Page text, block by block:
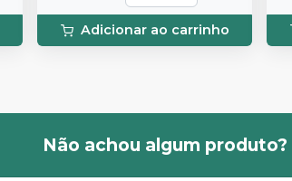
Adicionar ao carrinho
Não achou algum produto?